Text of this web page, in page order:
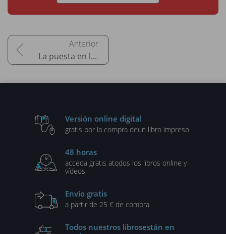
La puesta en línea y la fase de explotación
Versión online digital
gratis por la compra deun libro impreso
48 horas
acceda gratis atodos los libros online y
vídeos
Envío gratis
a partir de 25 € de compra
Todos nuestros librosestán en